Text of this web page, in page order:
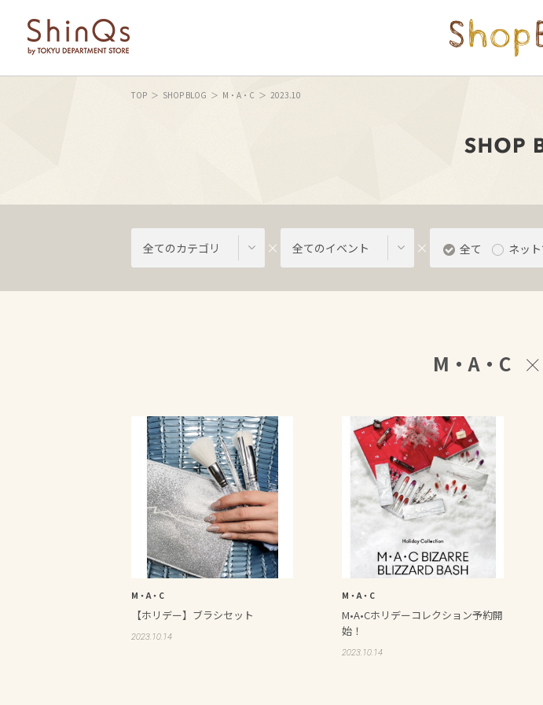
TOP SHOP BLOG M・A・C 2023.10
全てのカテゴリ 全てのイベント 全て ネッ
M・A・C
M・A・C
【ホリデー】ブラシセット
2023.10.14
M・A・C
M•A•Cホリデーコレクション予約開
始！
2023.10.14